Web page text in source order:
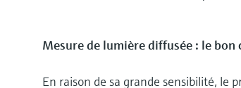
Mesure de lumière diffusée : le
En raison de sa grande sensibilité, le